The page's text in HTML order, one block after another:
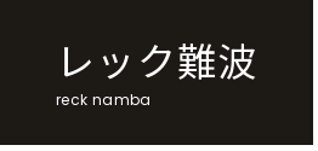
レック難波
reck namba